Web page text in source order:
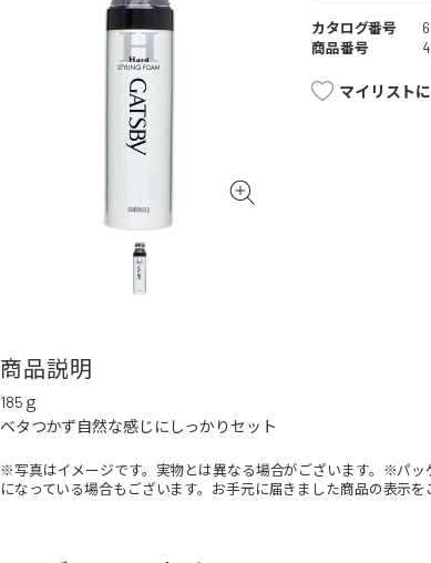
カタログ番号
商品番号
マイリスト
商品説明
185ｇ
ベタつかず自然な感じにしっかりセット
※写真はイメージです。実物とは異なる場合がございます。※パ
になっている場合もございます。お手元に届きました商品の表示を